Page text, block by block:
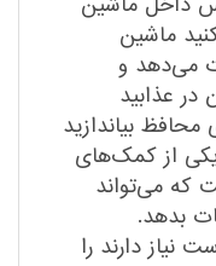
ماشین
می‌دهد و
در عذابید
بیاندازید
یکی از کمک‌های
که می‌تواند
بدهد.
دارند را